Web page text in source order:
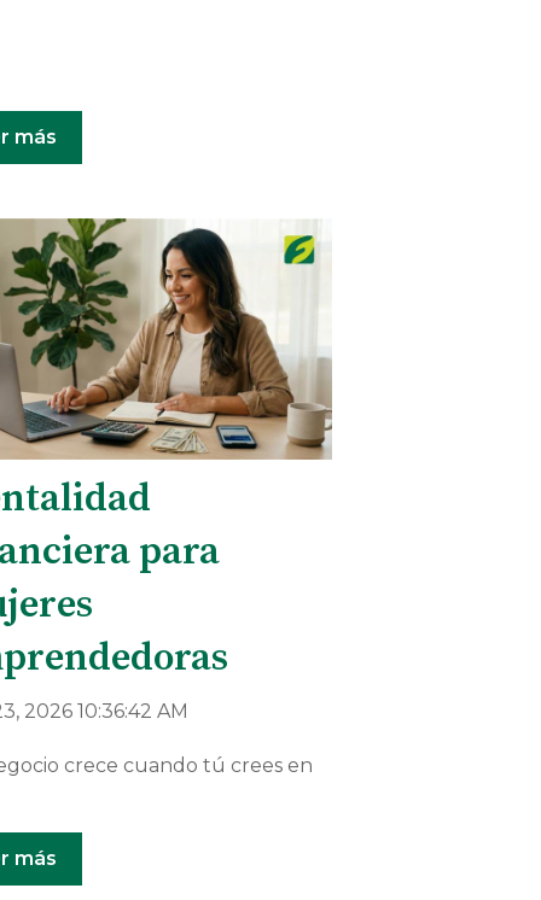
más
para
2026 10:36:42 AM
crece cuando tú crees en
más